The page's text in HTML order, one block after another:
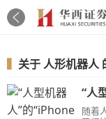
关于人形机器人
“人
随着